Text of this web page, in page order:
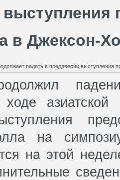
в Джексон-
ходе
на
на этой